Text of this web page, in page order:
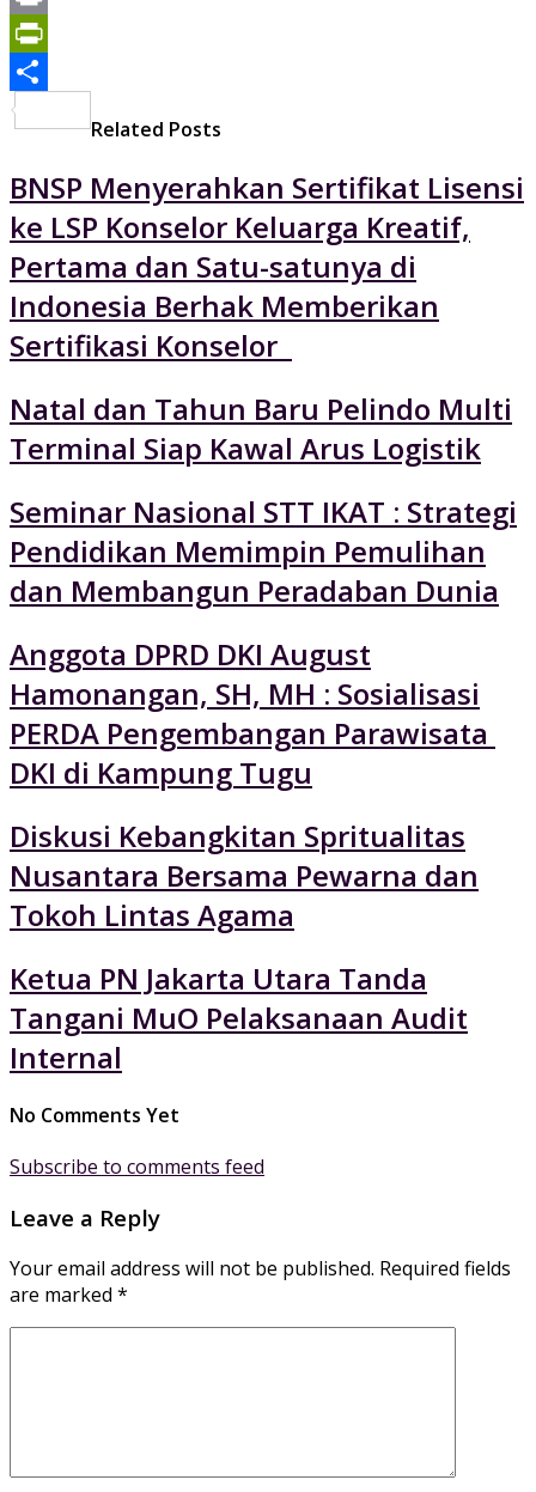
Print
PrintFriendly
Related Posts
BNSP Menyerahkan Sertifikat Lisensi
ke LSP Konselor Keluarga Kreatif,
Pertama dan Satu-satunya di
Indonesia Berhak Memberikan
Sertifikasi Konselor
Natal dan Tahun Baru Pelindo Multi
Terminal Siap Kawal Arus Logistik
Seminar Nasional STT IKAT : Strategi
Pendidikan Memimpin Pemulihan
dan Membangun Peradaban Dunia
Anggota DPRD DKI August
Hamonangan, SH, MH : Sosialisasi
PERDA Pengembangan Parawisata
DKI di Kampung Tugu
Diskusi Kebangkitan Spritualitas
Nusantara Bersama Pewarna dan
Tokoh Lintas Agama
Ketua PN Jakarta Utara Tanda
Tangani MuO Pelaksanaan Audit
Internal
No Comments Yet
Subscribe to comments feed
Leave a Reply
Your email address will not be published. Required fields
are marked *